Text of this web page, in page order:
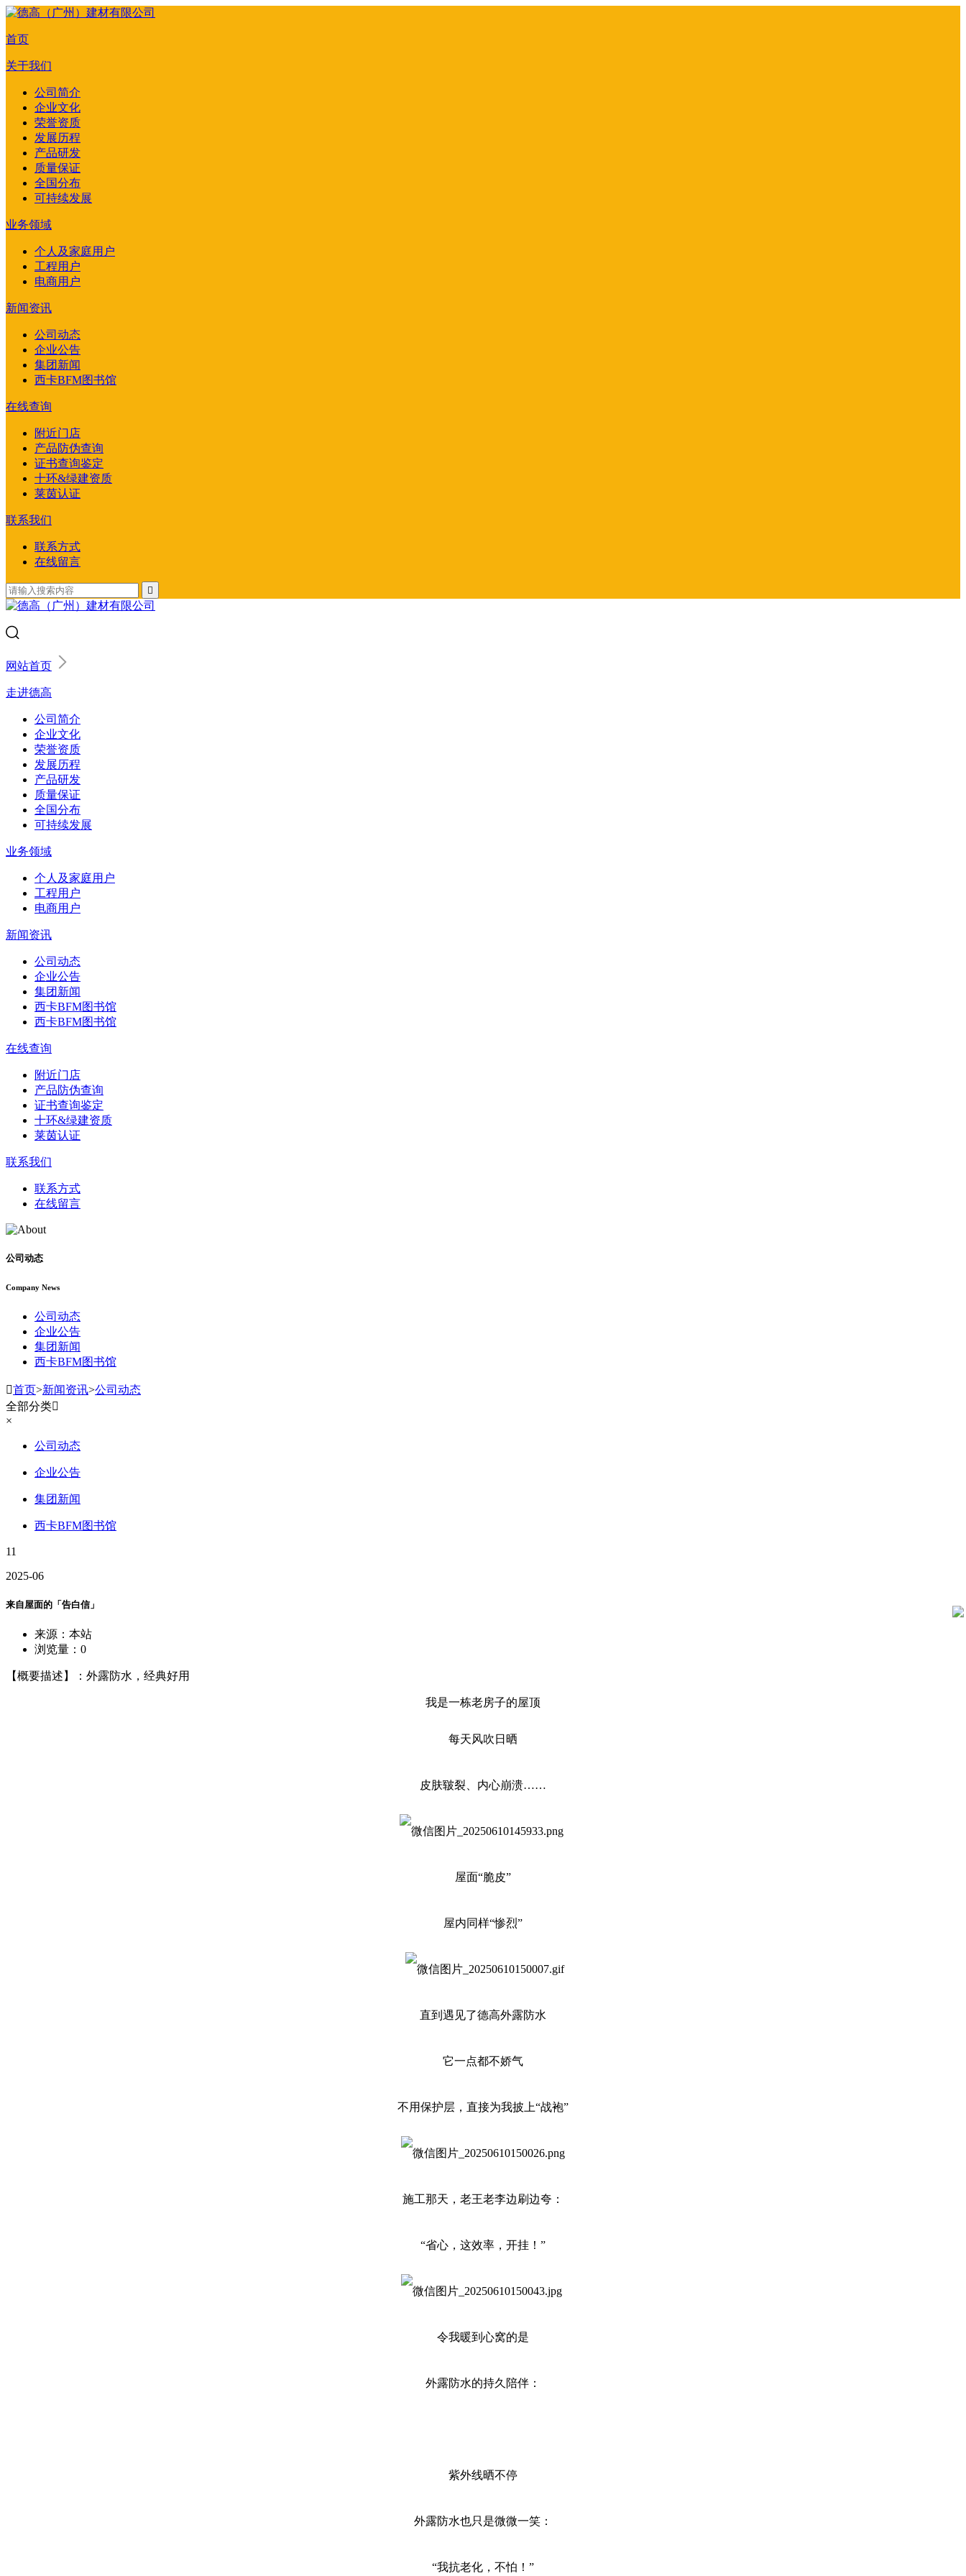
首页
关于我们
公司简介
企业文化
荣誉资质
发展历程
产品研发
质量保证
全国分布
可持续发展
业务领域
个人及家庭用户
工程用户
电商用户
新闻资讯
公司动态
企业公告
集团新闻
西卡BFM图书馆
在线查询
附近门店
产品防伪查询
证书查询鉴定
十环&绿建资质
莱茵认证
联系我们
联系方式
在线留言

网站首页
走进德高
公司简介
企业文化
荣誉资质
发展历程
产品研发
质量保证
全国分布
可持续发展
业务领域
个人及家庭用户
工程用户
电商用户
新闻资讯
公司动态
企业公告
集团新闻
西卡BFM图书馆
西卡BFM图书馆
在线查询
附近门店
产品防伪查询
证书查询鉴定
十环&绿建资质
莱茵认证
联系我们
联系方式
在线留言
公司动态
Company News
公司动态
企业公告
集团新闻
西卡BFM图书馆
首页>新闻资讯>公司动态
全部分类
×
公司动态
企业公告
集团新闻
西卡BFM图书馆
11
2025-06
来自屋面的「告白信」
来源：本站
浏览量： 0
【概要描述】：外露防水，经典好用
我是一栋老房子的屋顶
每天风吹日晒
皮肤皲裂、内心崩溃……
屋面“脆皮”
屋内同样“惨烈”
直到遇见了德高外露防水
它一点都不娇气
不用保护层，直接为我披上“战袍”
施工那天，老王老李边刷边夸：
“省心，这效率，开挂！”
令我暖到心窝的是
外露防水的持久陪伴：
紫外线晒不停
外露防水也只是微微一笑：
“我抗老化，不怕！”